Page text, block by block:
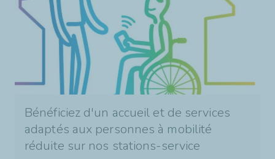
Bénéficiez d'un accueil et de services
adaptés aux personnes à mobilité
réduite sur nos stations-service